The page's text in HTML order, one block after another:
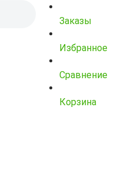
Заказы
Избранное
Сравнение
Корзина